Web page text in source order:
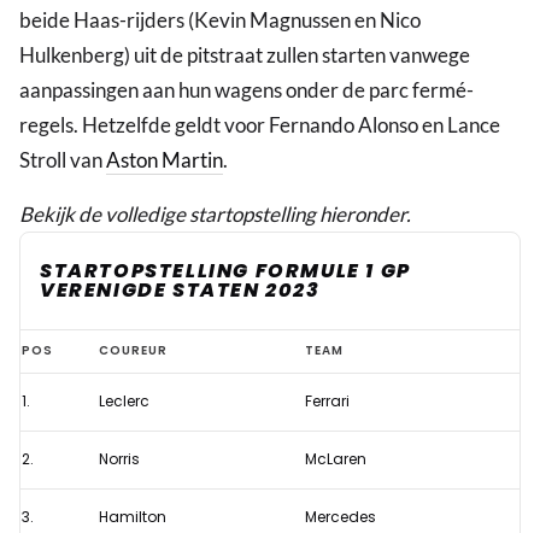
beide Haas-rijders (Kevin Magnussen en Nico
Hulkenberg) uit de pitstraat zullen starten vanwege
aanpassingen aan hun wagens onder de parc fermé-
regels. Hetzelfde geldt voor Fernando Alonso en Lance
Stroll vanAston Martin.
Bekijk de volledige startopstelling hieronder.
STARTOPSTELLING FORMULE 1 GP
VERENIGDE STATEN 2023
Aangepaste
startopstelling
Formule
1
Verenigde
POS COUREUR TEAM
1. Leclerc Ferrari
2. Norris McLaren
3. Hamilton Mercedes